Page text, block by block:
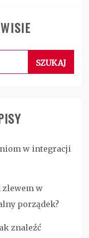
w integracji
zlewem w
porządek?
znaleźć